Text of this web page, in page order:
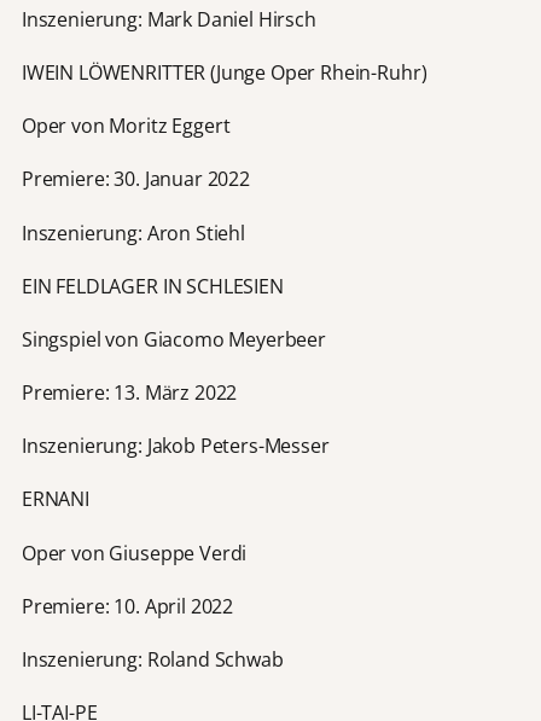
Inszenierung: Mark Daniel Hirsch
IWEIN LÖWENRITTER (Junge Oper Rhein-Ruhr)
Oper von Moritz Eggert
Premiere: 30. Januar 2022
Inszenierung: Aron Stiehl
EIN FELDLAGER IN SCHLESIEN
Singspiel von Giacomo Meyerbeer
Premiere: 13. März 2022
Inszenierung: Jakob Peters-Messer
ERNANI
Oper von Giuseppe Verdi
Premiere: 10. April 2022
Inszenierung: Roland Schwab
LI-TAI-PE